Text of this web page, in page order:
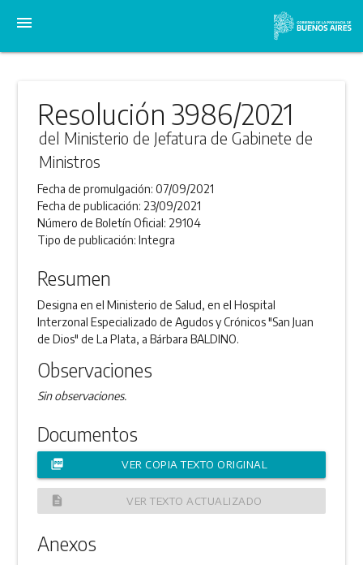
menu
Resolución 3986/2021
del Ministerio de Jefatura de Gabinete de
Ministros
Fecha de promulgación:07/09/2021
Fecha de publicación: 23/09/2021
Número de Boletín Oficial: 29104
Tipo de publicación:Integra
Resumen
Designa en el Ministerio de Salud, en el Hospital
Interzonal Especializado de Agudos y Crónicos "San Juan
de Dios" de La Plata, a Bárbara BALDINO.
Observaciones
Sin observaciones.
Documentos
picture_as_pdf VER COPIA TEXTO ORIGINAL
description VER TEXTO ACTUALIZADO
Anexos